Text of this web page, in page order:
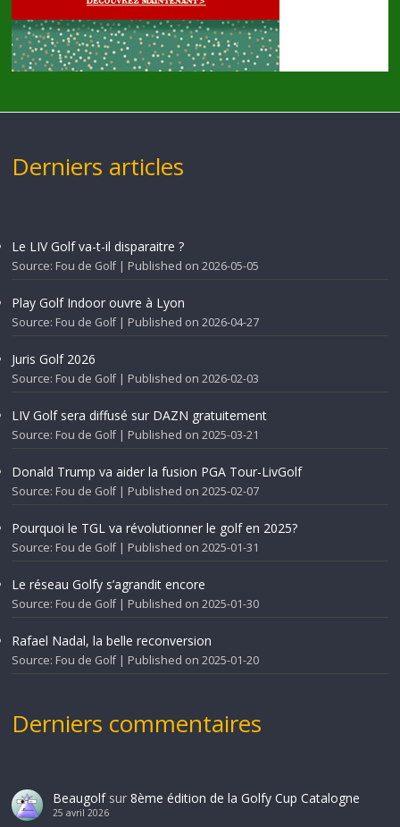
Derniers articles
Le LIV Golf va-t-il disparaitre ?
Source: Fou de Golf Published on 2026-05-05
Play Golf Indoor ouvre à Lyon
Source: Fou de Golf Published on 2026-04-27
Juris Golf 2026
Source: Fou de Golf Published on 2026-02-03
LIV Golf sera diffusé sur DAZN gratuitement
Source: Fou de Golf Published on 2025-03-21
Donald Trump va aider la fusion PGA Tour-LivGolf
Source: Fou de Golf Published on 2025-02-07
Pourquoi le TGL va révolutionner le golf en 2025?
Source: Fou de Golf Published on 2025-01-31
Le réseau Golfy s’agrandit encore
Source: Fou de Golf Published on 2025-01-30
Rafael Nadal, la belle reconversion
Source: Fou de Golf Published on 2025-01-20
Derniers commentaires
Beaugolfsur 8ème édition de la Golfy Cup Catalogne
25 avril 2026